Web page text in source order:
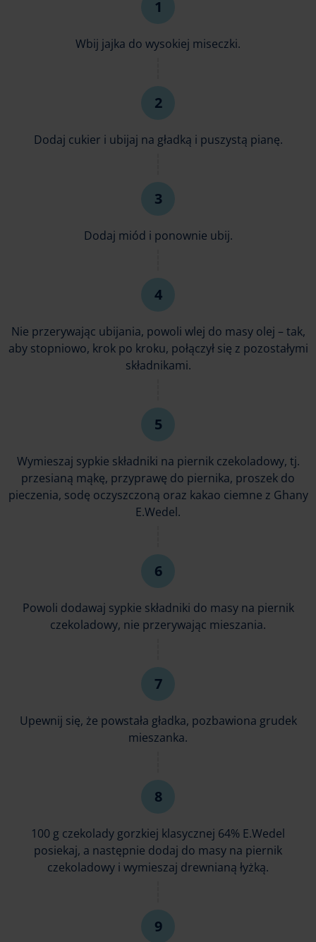
Wbij jajka do wysokiej miseczki.
Dodaj cukier i ubijaj na gładką i puszystą pianę.
Dodaj miód i ponownie ubij.
Nie przerywając ubijania, powoli wlej do masy olej – tak,
aby stopniowo, krok po kroku, połączył się z pozostałymi
składnikami.
Wymieszaj sypkie składniki na piernik czekoladowy, tj.
przesianą mąkę, przyprawę do piernika, proszek do
pieczenia, sodę oczyszczoną oraz kakao ciemne z Ghany
E.Wedel.
Powoli dodawaj sypkie składniki do masy na piernik
czekoladowy, nie przerywając mieszania.
Upewnij się, że powstała gładka, pozbawiona grudek
mieszanka.
100 g czekolady gorzkiej klasycznej 64% E.Wedel
posiekaj, a następnie dodaj do masy na piernik
czekoladowy i wymieszaj drewnianą łyżką.